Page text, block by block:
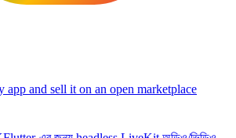
app and sell it on an open marketplace